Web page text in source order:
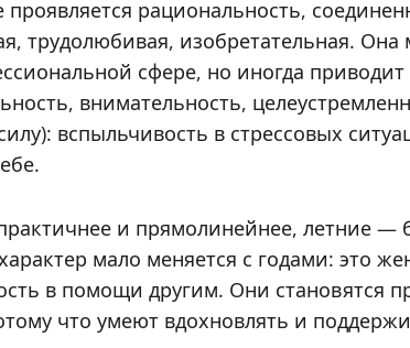
проявляется рациональность,
трудолюбивая, изобретательная.
сфере, но иногда
внимательность,
вспыльчивость в стрессовых
и прямолинейнее, летние —
мало меняется с годами: это
в помощи другим. Они становятся
что умеют вдохновлять и